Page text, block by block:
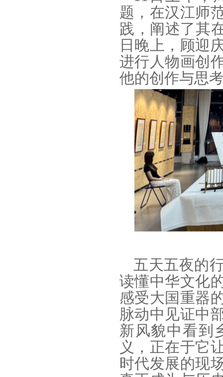
题，在汉江师
践，阐述了其
日晚上，顾迎
进行人物画创
他的创作与思
五天五夜的
读懂中华文化
感受大国重器
脉动中见证中
新风貌中看到
义，正在于它
时代发展的现